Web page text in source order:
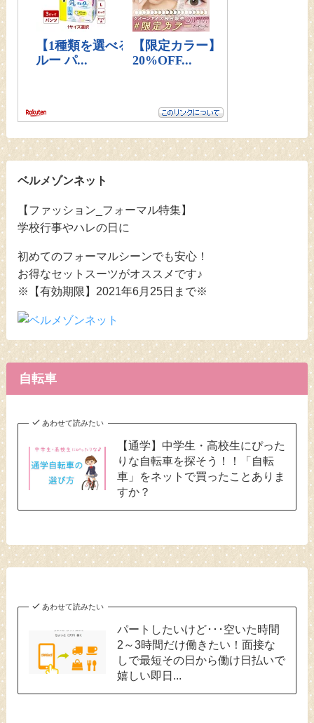
ベルメゾンネット
【ファッション_フォーマル特集】
学校行事やハレの日に
初めてのフォーマルシーンでも安心！
お得なセットスーツがオススメです♪
※【有効期限】2021年6月25日まで※
自転車
あわせて読みたい
【通学】中学生・高校生にぴった
りな自転車を探そう！！「自転
車」をネットで買ったことありま
すか？
あわせて読みたい
パートしたいけど･･･空いた時間
2～3時間だけ働きたい！面接な
しで最短その日から働け日払いで
嬉しい即日...